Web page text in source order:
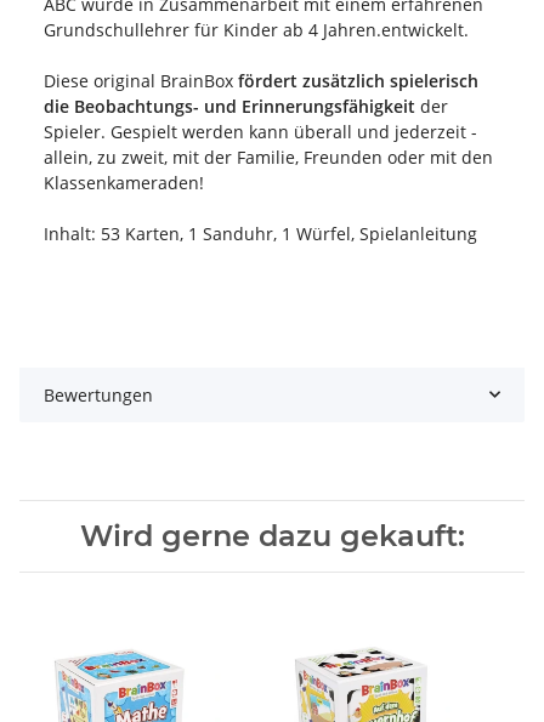
Grundschullehrer für Kinder ab 4 Jahren.entwickelt.
Diese original BrainBox fördert zusätzlich spielerisch
die Beobachtungs- und Erinnerungsfähigkeit der
Spieler. Gespielt werden kann überall und jederzeit -
allein, zu zweit, mit der Familie, Freunden oder mit den
Klassenkameraden!
Inhalt: 53 Karten, 1 Sanduhr, 1 Würfel, Spielanleitung
Bewertungen
Wird gerne dazu gekauft: